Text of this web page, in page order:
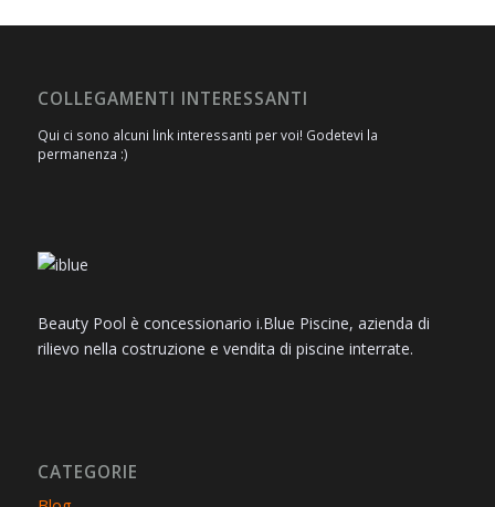
COLLEGAMENTI INTERESSANTI
Qui ci sono alcuni link interessanti per voi! Godetevi la
permanenza :)
Beauty Pool è concessionario i.Blue Piscine, azienda di
rilievo nella costruzione e vendita di piscine interrate.
CATEGORIE